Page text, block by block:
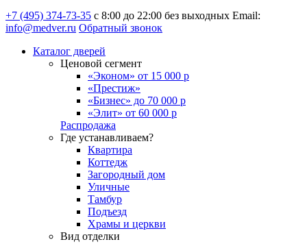
+7 (495) 374-73-35 с 8:00 до 22:00 без выходных Email:
info@medver.ru Обратный звонок
Каталог дверей
Ценовой сегмент
«Эконом» от 15 000 р
«Престиж»
«Бизнес» до 70 000 р
«Элит» от 60 000 р
Распродажа
Где устанавливаем?
Квартира
Коттедж
Загородный дом
Уличные
Тамбур
Подъезд
Храмы и церкви
Вид отделки